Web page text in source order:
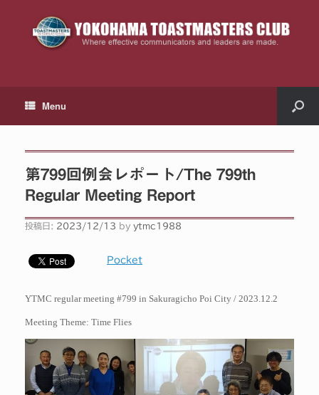
Menu
第799回例会レポート/The 799th
Regular Meeting Report
投稿日: 2023/12/13 by ytmc1988
Pocket
YTMC regular meeting #799 in Sakuragicho Poi City / 2023.12.2
Meeting Theme: Time Flies